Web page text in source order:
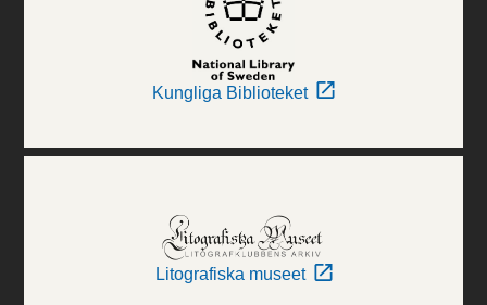
Kungliga Biblioteket
Litografiska museet